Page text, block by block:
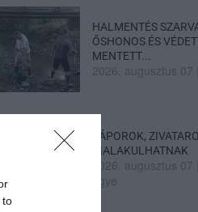
to
HALMENTÉS
ŐSHONOS ÉS
MENTETT...
2026. augusztus 07
ZÁPOROK,
KIALAKULHATNAK
2026. augusztus 07
ügye